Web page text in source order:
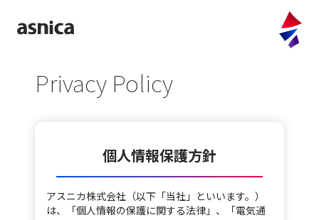
purpose
message
access
information
Privacy Policy
個人情報保護方針
アスニカ株式会社（以下「当社」といいます。）
は、「個人情報の保護に関する法律」、「電気通